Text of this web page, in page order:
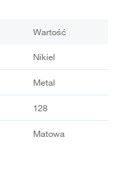
Wartość
Nikiel
Metal
128
Matowa